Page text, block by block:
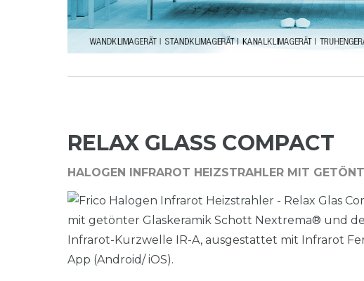
RELAX GLASS COMPACT
HALOGEN INFRAROT HEIZSTRAHLER MIT
mit getönter Glaskeramik Schott Nextrema® und
Infrarot-Kurzwelle IR-A, ausgestattet mit Infrarot
App (Android/ iOS).